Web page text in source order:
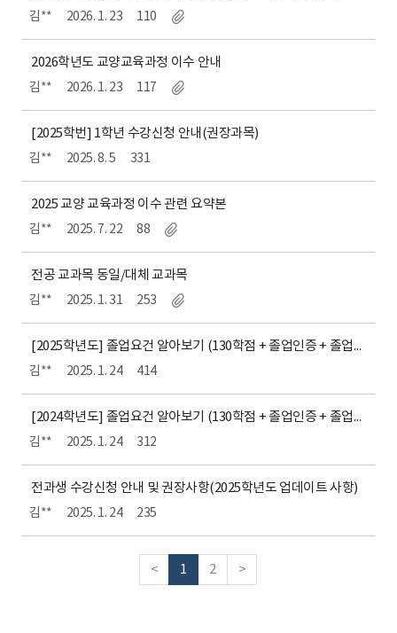
김** 2026. 1. 23 110
2026학년도 교양교육과정 이수 안내
김** 2026. 1. 23 117
[2025학번] 1학년 수강신청 안내(권장과목)
김** 2025. 8. 5 331
2025 교양 교육과정 이수 관련 요약본
김** 2025. 7. 22 88
전공 교과목 동일/대체 교과목
김** 2025. 1. 31 253
[2025학년도] 졸업요건 알아보기 (130학점 + 졸업인증 + 졸업논문)
김** 2025. 1. 24 414
[2024학년도] 졸업요건 알아보기 (130학점 + 졸업인증 + 졸업논문)
김** 2025. 1. 24 312
전과생 수강신청 안내 및 권장사항(2025학년도 업데이트 사항)
김** 2025. 1. 24 235
< 1 2 >